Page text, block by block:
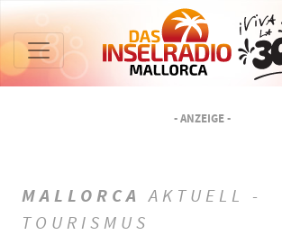
- ANZEIGE -
MALLORCA AKTUELL -
TOURISMUS